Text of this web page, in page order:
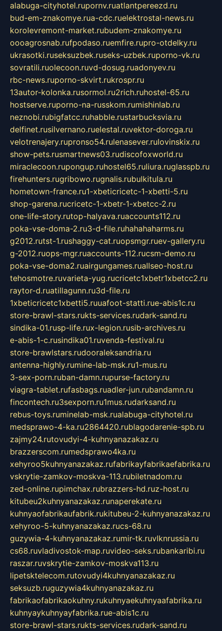
alabuga-cityhotel.rupornv.ruatlantpereezd.ru
bud-em-znakomye.rua-cdc.ruelektrostal-news.ru
korolevremont-market.rubudem-znakomye.ru
oooagrosnab.rufpodaso.ruemfire.rupro-otdelky.ru
ukrasotki.ruseksuzbek.ruseks-uzbek.ruporno-vk.ru
sovratili.ruolecoon.ruvd-dosug.ruadonyev.ru
rbc-news.ruporno-skvirt.rukrospr.ru
13autor-kolonka.rusormol.ru2rich.ruhostel-65.ru
hostserve.ruporno-na-russkom.rumishinlab.ru
neznobi.rubigfatcc.ruhabble.rustarbucksvia.ru
delfinet.rusilvernano.ruelestal.ruvektor-doroga.ru
velotrenajery.rupronso54.rulenasever.rulovinskix.ru
show-pets.rusmartnews03.rudiscofoxworld.ru
miraclecoon.rupongup.ruhostel65.ruliura.ruglasspb.ru
firehunters.rugribowo.rugnalis.rubulkitula.ru
hometown-france.ru1-xbeticricetc-1-xbetti-5.ru
shop-garena.rucricetc-1-xbetr-1-xbetcc-2.ru
one-life-story.rutop-halyava.ruaccounts112.ru
poka-vse-doma-2.ru3-d-file.ruhahahaharms.ru
g2012.rutst-1.rushaggy-cat.ruopsmgr.ruev-gallery.ru
g-2012.ruops-mgr.ruaccounts-112.rucsm-demo.ru
poka-vse-doma2.ruairgungames.ruallseo-host.ru
tehosmotre.ruvarieta-yug.rucricetc1xbetr1xbetcc2.ru
raytor-d.ruatillagunn.ru3d-file.ru
1xbeticricetc1xbetti5.ruuafoot-statti.rue-abis1c.ru
store-brawl-stars.rukts-services.rudark-sand.ru
sindika-01.rusp-life.rux-legion.rusib-archives.ru
e-abis-1-c.rusindika01.ruvenda-festival.ru
store-brawlstars.rudooraleksandria.ru
antenna-highly.rumine-lab-msk.ru1-mus.ru
3-sex-porn.ruban-damn.rupurse-factory.ru
viagra-tablet.rufasbags.ruadler-jun.rubandamn.ru
fincontech.ru3sexporn.ru1mus.rudarksand.ru
rebus-toys.ruminelab-msk.rualabuga-cityhotel.ru
medsprawo-4-ka.ru2864420.rublagodarenie-spb.ru
zajmy24.rutovudyi-4-kuhnyanazakaz.ru
brazzerscom.rumedsprawo4ka.ru
xehyroo5kuhnyanazakaz.rufabrikayfabrikaefabrika.ru
vskrytie-zamkov-moskva-113.rubiletnadom.ru
zed-online.rupimchax.rubrazzers-hd.ruz-host.ru
kitubeu2kuhnyanazakaz.runaperekate.ru
kuhnyaofabrikaufabrik.rukitubeu-2-kuhnyanazakaz.ru
xehyroo-5-kuhnyanazakaz.rucs-68.ru
guzywia-4-kuhnyanazakaz.rumir-tk.ruvlknrussia.ru
cs68.ruvladivostok-map.ruvideo-seks.rubankaribi.ru
raszar.ruvskrytie-zamkov-moskva113.ru
lipetsktelecom.rutovudyi4kuhnyanazakaz.ru
seksuzb.ruguzywia4kuhnyanazakaz.ru
fabrikaofabrikaokuhny.rukuhnyaekuhnyaafabrika.ru
kuhnyaykuhnyayfabrika.rue-abis1c.ru
store-brawl-stars.rukts-services.rudark-sand.ru